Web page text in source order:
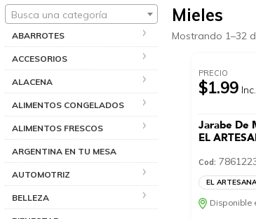
Busca una categoría
ABARROTES
ACCESORIOS
ALACENA
ALIMENTOS CONGELADOS
ALIMENTOS FRESCOS
ARGENTINA EN TU MESA
AUTOMOTRIZ
BELLEZA
Mieles
Mostrando 1–32
PRECIO
$1.99
Jarabe De
EL
Cod:
EL
Disponible